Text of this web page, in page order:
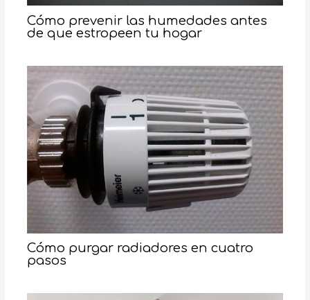
Cómo prevenir las humedades antes
de que estropeen tu hogar
Cómo purgar radiadores en cuatro
pasos